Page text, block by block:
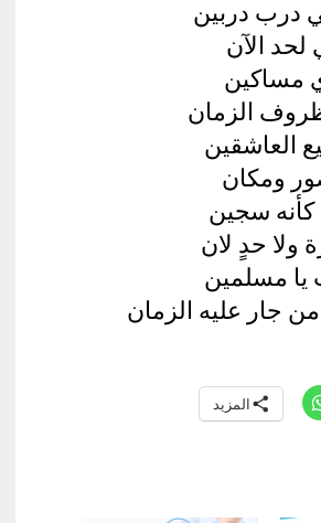
درب دربين
لحد الآن
مساكين
الزمان
العاشقين
ومكان
كأنه سجين
ولا حدٍ لان
يا مسلمين
جار عليه الزمان
المزيد